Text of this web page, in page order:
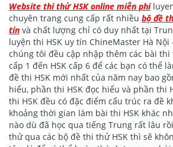
Website thi thử HSK online miễn phí
chuyên trang cung cấp rất nhiều bộ đề
tín và chất lượng chỉ có duy nhất tại
luyện thi HSK uy tín ChineMaster Hà Nội
chúng tôi đều cập nhập thêm các bài thi
cấp 1 đến HSK cấp 6 để các bạn có thể
đề thi HSK mới nhất của năm nay bao
hiểu, phần thi HSK đọc hiểu và phần thi
thi HSK đều có đặc điểm cấu trúc ra đề
khoảng thời gian làm bài thi HSK khác
nào dù đã học qua tiếng Trung rất lâu
thử qua các bộ đề thi thử HSK thì sẽ